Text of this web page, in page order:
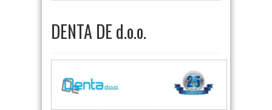
DENTA DE d.o.o.